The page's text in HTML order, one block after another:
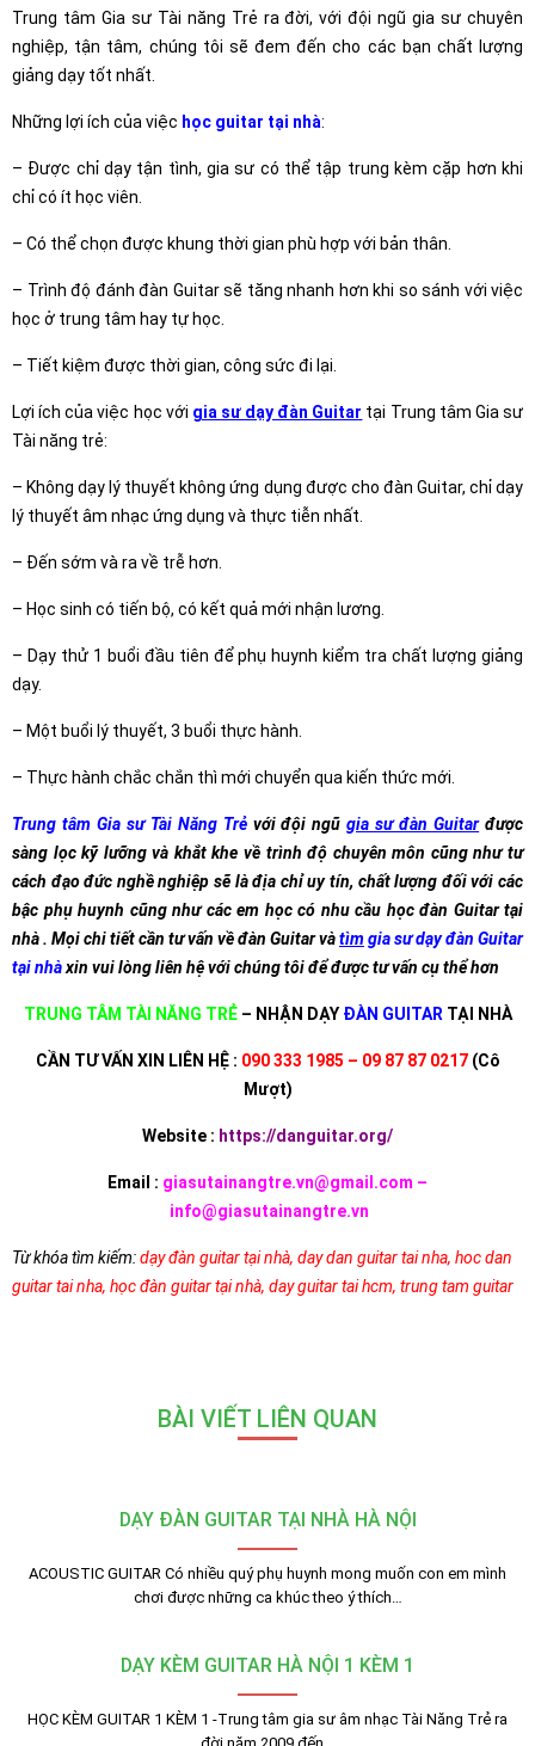
Trung tâm Gia sư Tài năng Trẻ ra đời, với đội ngũ gia sư chuyên
nghiệp, tận tâm, chúng tôi sẽ đem đến cho các bạn chất lượng
giảng dạy tốt nhất.
Những lợi ích của việc học guitar tại nhà:
– Được chỉ dạy tận tình, gia sư có thể tập trung kèm cặp hơn khi
chỉ có ít học viên.
– Có thể chọn được khung thời gian phù hợp với bản thân.
– Trình độ đánh đàn Guitar sẽ tăng nhanh hơn khi so sánh với việc
học ở trung tâm hay tự học.
– Tiết kiệm được thời gian, công sức đi lại.
Lợi ích của việc học với gia sư dạy đàn Guitar tại Trung tâm Gia sư
Tài năng trẻ:
– Không dạy lý thuyết không ứng dụng được cho đàn Guitar, chỉ dạy
lý thuyết âm nhạc ứng dụng và thực tiễn nhất.
– Đến sớm và ra về trễ hơn.
– Học sinh có tiến bộ, có kết quả mới nhận lương.
– Dạy thử 1 buổi đầu tiên để phụ huynh kiểm tra chất lượng giảng
dạy.
– Một buổi lý thuyết, 3 buổi thực hành.
– Thực hành chắc chắn thì mới chuyển qua kiến thức mới.
Trung tâm Gia sư Tài Năng Trẻvới đội ngũgia sư đàn Guitarđược
sàng lọc kỹ lưỡng và khắt khe về trình độ chuyên môn cũng như tư
cách đạo đức nghề nghiệp sẽ là địa chỉ uy tín, chất lượng đối với các
bậc phụ huynh cũng như các em học có nhu cầu học đàn Guitar tại
nhà . Mọi chi tiết cần tư vấn về đàn Guitar vàtìm gia sưdạy đàn Guitar
tại nhàxin vui lòng liên hệ với chúng tôi để được tư vấn cụ thể hơn
TRUNG TÂM TÀI NĂNG TRẺ – NHẬN DẠY ĐÀN GUITAR TẠI NHÀ
CẦN TƯ VẤN XIN LIÊN HỆ : 090 333 1985 – 09 87 87 0217 (Cô
Mượt)
Website : https://danguitar.org/
Email : giasutainangtre.vn@gmail.com –
info@giasutainangtre.vn
Từ khóa tìm kiếm:dạy đàn guitar tại nhà, day dan guitar tai nha, hoc dan
guitar tai nha, học đàn guitar tại nhà, day guitar tai hcm, trung tam guitar
BÀI VIẾT LIÊN QUAN
DẠY ĐÀN GUITAR TẠI NHÀ HÀ NỘI
ACOUSTIC GUITAR Có nhiều quý phụ huynh mong muốn con em mình
chơi được những ca khúc theo ý thích…
DẠY KÈM GUITAR HÀ NỘI 1 KÈM 1
HỌC KÈM GUITAR 1 KÈM 1 -Trung tâm gia sư âm nhạc Tài Năng Trẻ ra